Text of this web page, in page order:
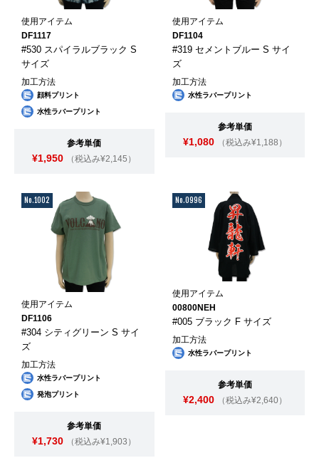
使用アイテム
DF1117
#530 スパイラルブラック S
サイズ
加工方法
顔料プリント
水性ラバープリント
参考単価
¥1,950 （税込み¥2,145）
使用アイテム
DF1104
#319 セメントブルー S サイ
ズ
加工方法
水性ラバープリント
参考単価
¥1,080 （税込み¥1,188）
No.1002
使用アイテム
DF1106
#304 シティグリーン S サイ
ズ
加工方法
水性ラバープリント
発泡プリント
参考単価
¥1,730 （税込み¥1,903）
No.0996
使用アイテム
00800NEH
#005 ブラック F サイズ
加工方法
水性ラバープリント
参考単価
¥2,400 （税込み¥2,640）